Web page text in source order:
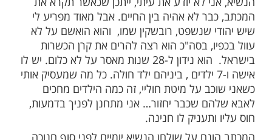
שבעתיים. וחוץ מזה, רק סידורי האבטחה
והתיאומים, זה כבר יעלה מעל ל- 10,000 דולר… החליטו
הילד מתעקש, אני רוצה לפגוש את הנשיא
בקשה. הדברים הגיעו לאזני ראש הארגון,
לילד והציע לו פשרה … נכתוב על דף את
לבקש מהנשיא, ואני מבטיח לך הבטחה
שבוע המכתב יונח על שולחנו של נשיא